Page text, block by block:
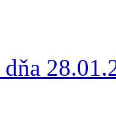
dňa